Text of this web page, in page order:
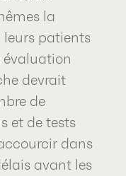
la
leurs patients
évaluation
devrait
de
et de tests
dans
avant les